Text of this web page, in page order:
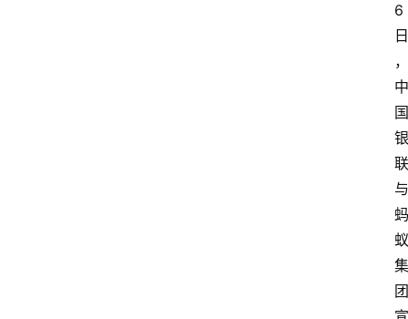
6
日
，
中
国
银
联
与
蚂
蚁
集
团